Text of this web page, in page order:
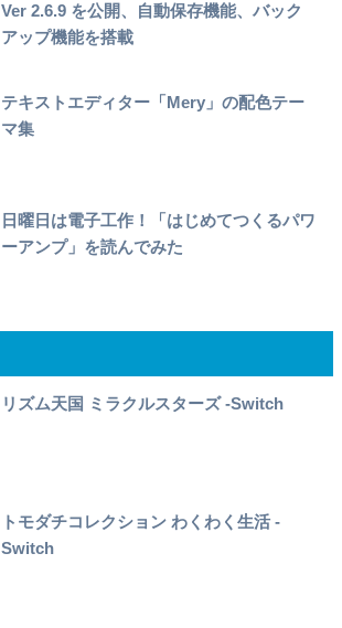
Ver 2.6.9 を公開、自動保存機能、バック
アップ機能を搭載
テキストエディター「Mery」の配色テー
マ集
日曜日は電子工作！「はじめてつくるパワ
ーアンプ」を読んでみた
リズム天国 ミラクルスターズ -Switch
トモダチコレクション わくわく生活 -
Switch